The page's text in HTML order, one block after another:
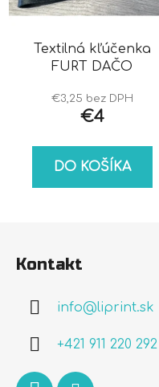
Textilná kľúčenka
FURT DAČO
€3,25 bez DPH
€4
DO KOŠÍKA
Kontakt
info@liprint.sk
+421 911 220 292